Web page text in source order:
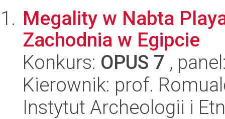
Megality w Nabta
Zachodnia w Egipcie
Konkurs: OPUS 7 ,
Kierownik: prof.
Instytut Archeologii i